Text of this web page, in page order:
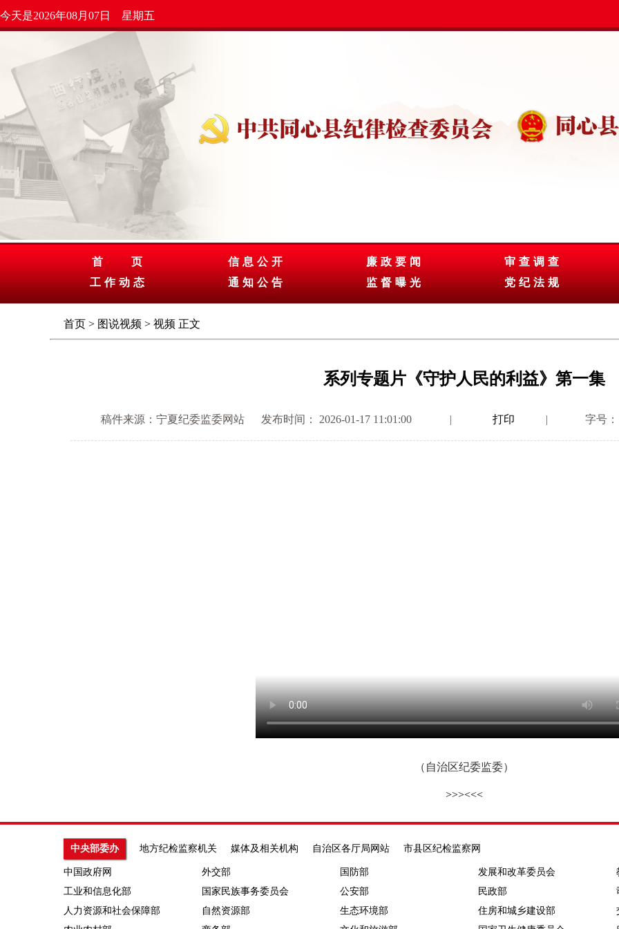
今天是2026年08月07日 星期五
首 页
工作动态
信息公开
通知公告
廉政要闻
监督曝光
审查调查
党纪法规
首页 > 图说视频 > 视频 正文
系列专题片《守护人民的利益》第一集
稿件来源：宁夏纪委监委网站 发布时间： 2026-01-17 11:01:00 | 打印 | 字号：
（自治区纪委监委）
>>><<<
中央部委办 地方纪检监察机关 媒体及相关机构 自治区各厅局网站 市县区纪检监察网
中国政府网 外交部 国防部 发展和改革委员会
工业和信息化部
国家民族事务委员会 公安部 民政部
人力资源和社会保障部
自然资源部 生态环境部 住房和城乡建设部